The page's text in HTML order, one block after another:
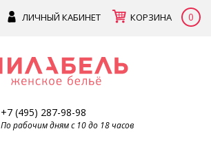
ЛИЧНЫЙ КАБИНЕТ КОРЗИНА 0
+7 (495) 287-98-98
По рабочим дням с 10 до 18 часов